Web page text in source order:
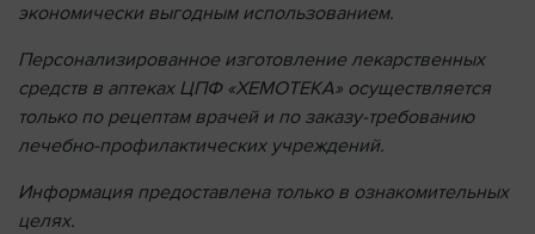
экономически выгодным использованием.
Персонализированное изготовление лекарственных
средств в аптеках ЦПФ «ХЕМОТЕКА» осуществляется
только по рецептам врачей и по заказу-требованию
лечебно-профилактических учреждений.
Информация предоставлена ​​только в ознакомительных
целях.